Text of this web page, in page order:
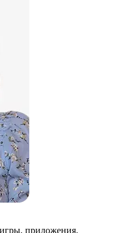
приложения,